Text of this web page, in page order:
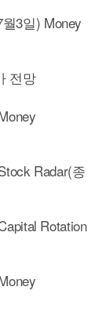
3일) Money
전망
Radar(종
Rotation